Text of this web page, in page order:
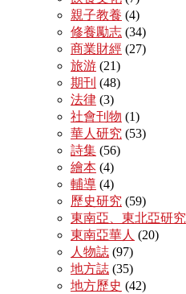
親子教養 (4)
修養勵志 (34)
商業財經 (27)
旅游 (21)
期刊 (48)
法律 (3)
社會刊物 (1)
華人研究 (53)
詩集 (56)
繪本 (4)
輔導 (4)
歷史研究 (59)
東南亞、東北亞研究
東南亞華人 (20)
人物誌 (97)
地方誌 (35)
地方歷史 (42)